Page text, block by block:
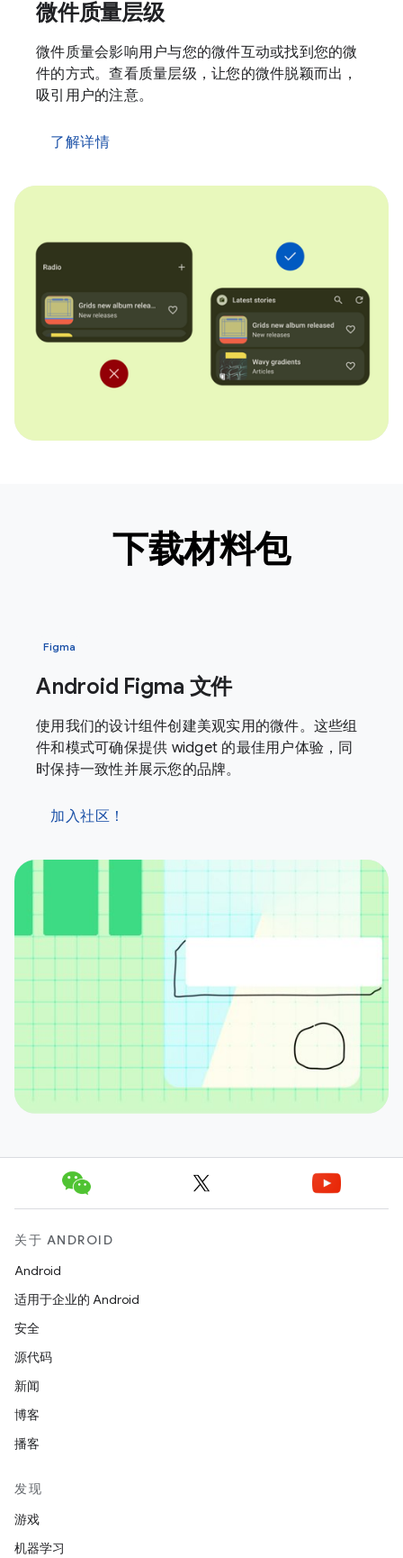
微件质量层级
微件质量会影响用户与您的微件互动或找到您的微
件的方式。查看质量层级，让您的微件脱颖而出，
吸引用户的注意。
了解详情
下载材料包
Figma
Android Figma 文件
使用我们的设计组件创建美观实用的微件。这些组
件和模式可确保提供 widget 的最佳用户体验，同
时保持一致性并展示您的品牌。
加入社区！
关于 ANDROID
Android
适用于企业的 Android
安全
源代码
新闻
博客
播客
发现
游戏
机器学习